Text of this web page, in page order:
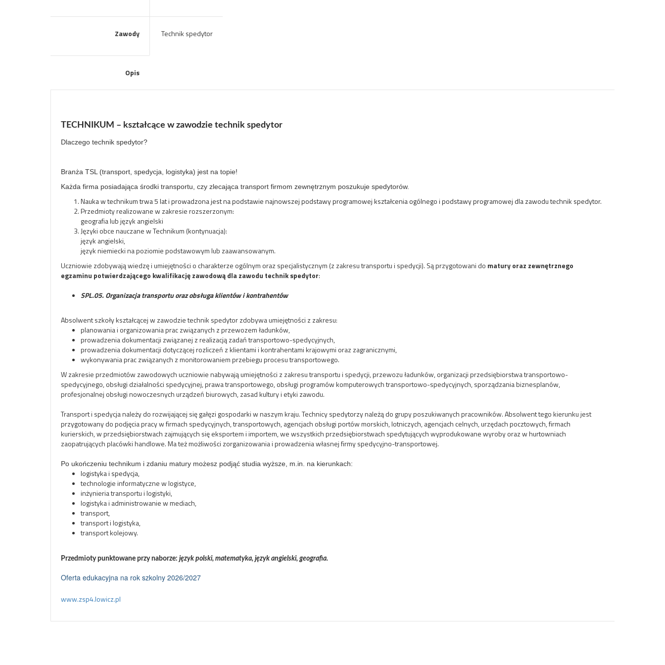
Zawody Technik spedytor
Opis
TECHNIKUM – kształcące w zawodzie technik spedytor
Dlaczego technik spedytor?
Branża TSL (transport, spedycja, logistyka) jest na topie!
Każda firma posiadająca środki transportu, czy zlecająca transport firmom zewnętrznym poszukuje spedytorów.
Nauka w technikum trwa 5 lat i prowadzona jest na podstawie najnowszej podstawy programowej kształcenia ogólnego i podstawy programowej dla zawodu technik spedytor.
Przedmioty realizowane w zakresie rozszerzonym:
geografia lub język angielski
Języki obce nauczane w Technikum (kontynuacja):
język angielski,
język niemiecki na poziomie podstawowym lub zaawansowanym.
Uczniowie zdobywają wiedzę i umiejętności o charakterze ogólnym oraz specjalistycznym (z zakresu transportu i spedycji). Są przygotowani do matury oraz zewnętrznego
egzaminu potwierdzającego kwalifikację zawodową dla zawodu technik spedytor:
SPL.05. Organizacja transportu oraz obsługa klientów i kontrahentów
Absolwent szkoły kształcącej w zawodzie technik spedytor zdobywa umiejętności z zakresu:
planowania i organizowania prac związanych z przewozem ładunków,
prowadzenia dokumentacji związanej z realizacją zadań transportowo-spedycyjnych,
prowadzenia dokumentacji dotyczącej rozliczeń z klientami i kontrahentami krajowymi oraz zagranicznymi,
wykonywania prac związanych z monitorowaniem przebiegu procesu transportowego.
W zakresie przedmiotów zawodowych uczniowie nabywają umiejętności z zakresu transportu i spedycji, przewozu ładunków, organizacji przedsiębiorstwa transportowo-
spedycyjnego, obsługi działalności spedycyjnej, prawa transportowego, obsługi programów komputerowych transportowo-spedycyjnych, sporządzania biznesplanów,
profesjonalnej obsługi nowoczesnych urządzeń biurowych, zasad kultury i etyki zawodu.
Transport i spedycja należy do rozwijającej się gałęzi gospodarki w naszym kraju. Technicy spedytorzy należą do grupy poszukiwanych pracowników. Absolwent tego kierunku jest
przygotowany do podjęcia pracy w firmach spedycyjnych, transportowych, agencjach obsługi portów morskich, lotniczych, agencjach celnych, urzędach pocztowych, firmach
kurierskich, w przedsiębiorstwach zajmujących się eksportem i importem, we wszystkich przedsiębiorstwach spedytujących wyprodukowane wyroby oraz w hurtowniach
zaopatrujących placówki handlowe. Ma też możliwości zorganizowania i prowadzenia własnej firmy spedycyjno-transportowej.
Po ukończeniu technikum i zdaniu matury możesz podjąć studia wyższe, m.in. na kierunkach:
logistyka i spedycja,
technologie informatyczne w logistyce,
inżynieria transportu i logistyki,
logistyka i administrowanie w mediach,
transport,
transport i logistyka,
transport kolejowy.
Przedmioty punktowane przy naborze: język polski, matematyka, język angielski, geografia.
Oferta edukacyjna na rok szkolny 2026/2027
www.zsp4.lowicz.pl